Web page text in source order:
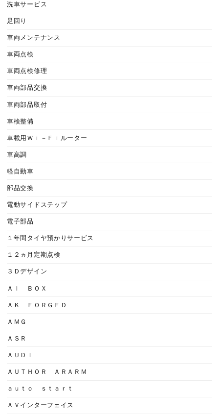
洗車サービス
足回り
車両メンテナンス
車両点検
車両点検修理
車両部品交換
車両部品取付
車検整備
車載用Ｗｉ－Ｆｉルーター
車高調
軽自動車
部品交換
電動サイドステップ
電子部品
１年間タイヤ預かりサービス
１２ヵ月定期点検
３Ｄデザイン
ＡＩ ＢＯＸ
ＡＫ ＦＯＲＧＥＤ
ＡＭＧ
ＡＳＲ
ＡＵＤＩ
ＡＵＴＨＯＲ ＡＲＡＲＭ
ａｕｔｏ ｓｔａｒｔ
ＡＶインターフェイス